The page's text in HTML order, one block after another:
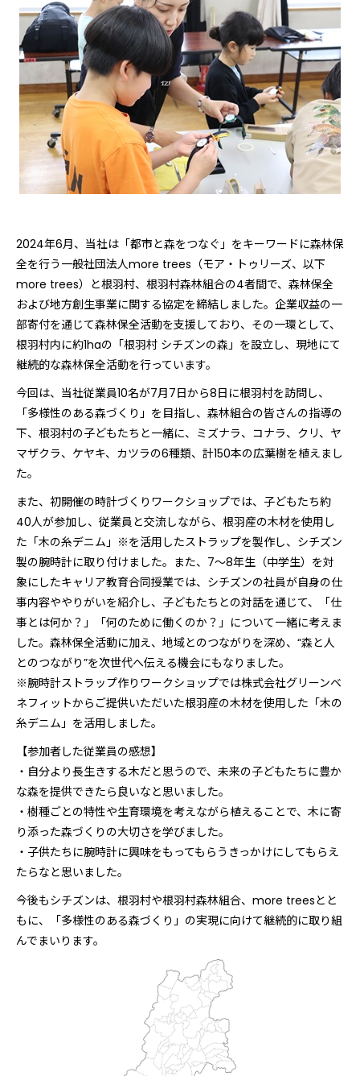
2024年6月、当社は「都市と森をつなぐ」をキーワードに森林保
全を行う一般社団法人more trees（モア・トゥリーズ、以下
more trees）と根羽村、根羽村森林組合の4者間で、森林保全
および地方創生事業に関する協定を締結しました。企業収益の一
部寄付を通じて森林保全活動を支援しており、その一環として、
根羽村内に約1haの「根羽村 シチズンの森」を設立し、現地にて
継続的な森林保全活動を行っています。
今回は、当社従業員10名が7月7日から8日に根羽村を訪問し、
「多様性のある森づくり」を目指し、森林組合の皆さんの指導の
下、根羽村の子どもたちと一緒に、ミズナラ、コナラ、クリ、ヤ
マザクラ、ケヤキ、カツラの6種類、計150本の広葉樹を植えまし
た。
また、初開催の時計づくりワークショップでは、子どもたち約
40人が参加し、従業員と交流しながら、根羽産の木材を使用し
た「木の糸デニム」※を活用したストラップを製作し、シチズン
製の腕時計に取り付けました。また、7～8年生（中学生）を対
象にしたキャリア教育合同授業では、シチズンの社員が自身の仕
事内容ややりがいを紹介し、子どもたちとの対話を通じて、「仕
事とは何か？」「何のために働くのか？」について一緒に考えま
した。森林保全活動に加え、地域とのつながりを深め、“森と人
とのつながり”を次世代へ伝える機会にもなりました。
※腕時計ストラップ作りワークショップでは株式会社グリーンベ
ネフィットからご提供いただいた根羽産の木材を使用した「木の
糸デニム」を活用しました。
【参加者した従業員の感想】
・自分より長生きする木だと思うので、未来の子どもたちに豊か
な森を提供できたら良いなと思いました。
・樹種ごとの特性や生育環境を考えながら植えることで、木に寄
り添った森づくりの大切さを学びました。
・子供たちに腕時計に興味をもってもらうきっかけにしてもらえ
たらなと思いました。
今後もシチズンは、根羽村や根羽村森林組合、more treesとと
もに、「多様性のある森づくり」の実現に向けて継続的に取り組
んでまいります。